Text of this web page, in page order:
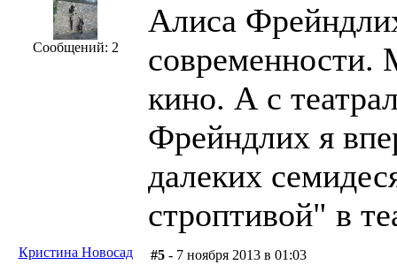
Сообщений: 2
Алиса
современности.
кино. А с
Фрейндлих я
далеких
строптивой" в
Кристина Новосад #5 - 7 ноября 2013 в 01:03